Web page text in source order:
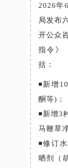
2026年
局发布
开公众
指令》
括：
◾新增
酮等)；
◾新增3
马鞭草
◾修订
晒剂（